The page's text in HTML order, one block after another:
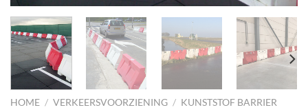
HOME / VERKEERSVOORZIENING / KUNSTSTOF BARRIER